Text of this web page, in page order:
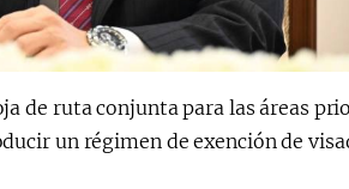
de ruta conjunta para las áreas
un régimen de exención de